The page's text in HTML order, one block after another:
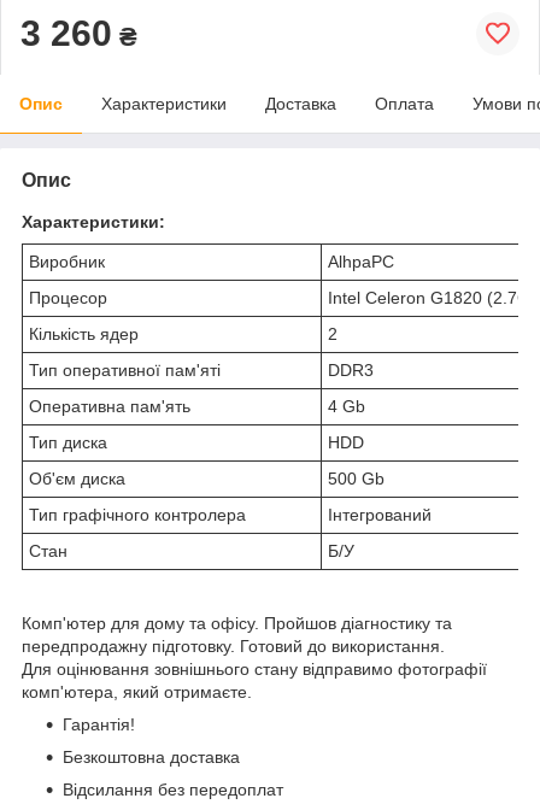
3 260 ₴
Опис Характеристики Доставка Оплата Умови
Опис
Характеристики:
Виробник
AlhpaPC
Процесор
Intel Celeron G1820
Кількість ядер
2
Тип оперативної пам'яті
DDR3
Оперативна пам'ять
4 Gb
Тип диска
HDD
Об'єм диска
500 Gb
Тип графічного контролера
Інтегрований
Стан
Б/У
Комп'ютер для дому та офісу. Пройшов діагностику та
передпродажну підготовку. Готовий до використання.
Для оцінювання зовнішнього стану відправимо фотографії
комп'ютера, який отримаєте.
Гарантія!
Безкоштовна доставка
Відсилання без передоплат